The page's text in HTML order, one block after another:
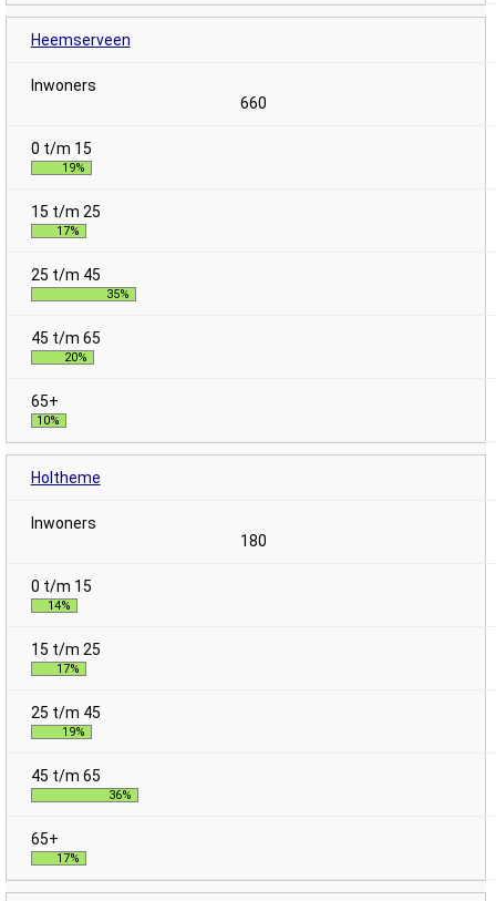
Heemserveen
660
19%
17%
35%
20%
10%
Holtheme
180
14%
17%
19%
36%
17%